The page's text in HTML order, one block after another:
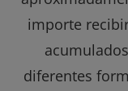
importe
diferentes